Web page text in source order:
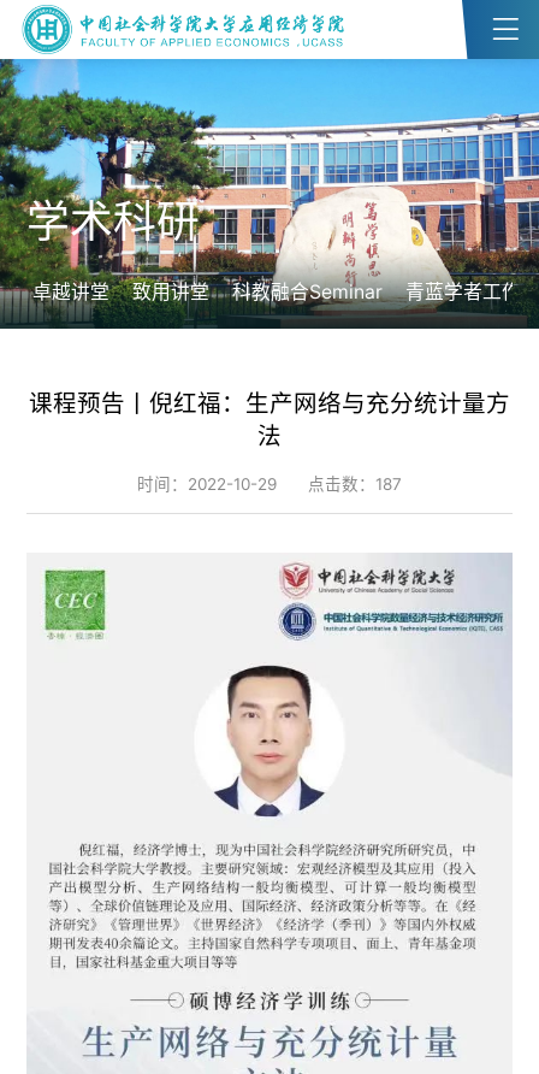
学术科研
卓越讲堂 致用讲堂 科教融合Seminar 青蓝学者工作
课程预告丨倪红福：生产网络与充分统计量方
法
时间：2022-10-29 点击数： 187